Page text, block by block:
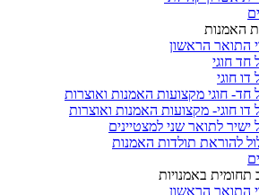
האמנות
התואר הראשון
חד חוגי
דו חוגי
חד- חוגי מקצועות האמנות ואוצרות
דו חוגי- מקצועות האמנות ואוצרות
ישיר לתואר שני למצטיינים
להוראת תולדות האמנות
תחומית באמנויות
התואר הראשון